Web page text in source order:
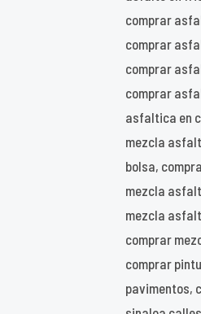
comprar
comprar
comprar
comprar
asfaltica en
mezcla
bolsa,
mezcla
mezcla
comprar
comprar
pavimentos,